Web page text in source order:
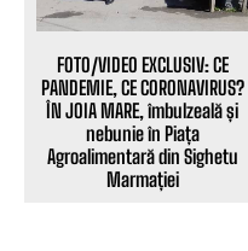
FOTO/VIDEO EXCLUSIV: CE
PANDEMIE, CE CORONAVIRUS?
ÎN JOIA MARE, îmbulzeală și
nebunie în Piața
Agroalimentară din Sighetu
Marmației